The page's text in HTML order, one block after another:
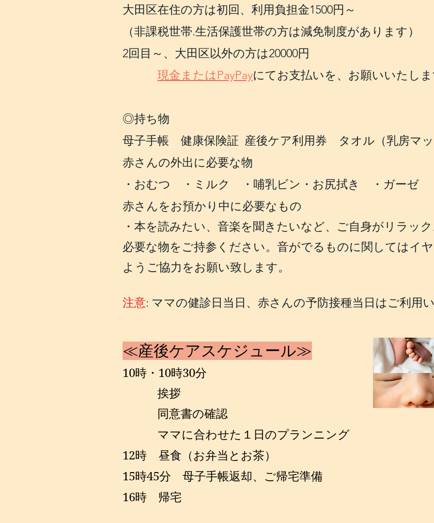
大田区在住の方は初回、利用負担金1500円～
（非課税世帯.生活保護世帯の方は減免制度があります）
2回目～、大田区以外の方は20000円
現金またはPayPayにてお支払いを、お願いいたしま
◎持ち物
母子手帳 健康保険証 産後ケア利用券 タオル（乳房マッ
赤さんの外出に必要な物
・おむつ ・ミルク ・哺乳ビン ・お尻拭き ・ガーゼ
赤さんをお預かり中に必要なもの
・本を読みたい、音楽を聞きたいなど、ご自身がリラッ
必要な物をご持参ください。音がでるものに関してはイ
ようご協力をお願い致します。
注意: ママの健診日当日、赤さ んの予防接種当日はご利用
≪産後ケアスケジュール≫
10時・ 10時30分
挨拶
同意書の確認
ママに合わせた １ 日のプランニング
12時 昼食（お弁当とお茶）
15時45分 母子手帳返却、ご帰宅準備
16時 帰宅